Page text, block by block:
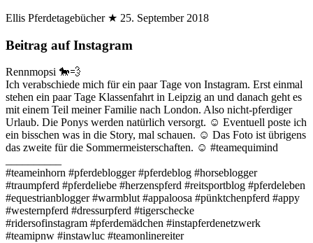
Ellis Pferdetagebücher ★ 25. September 2018
Beitrag auf Instagram
Rennmopsi 🐎💨
Ich verabschiede mich für ein paar Tage von Instagram. Erst einmal
stehen ein paar Tage Klassenfahrt in Leipzig an und danach geht es
mit einem Teil meiner Familie nach London. Also nicht-pferdiger
Urlaub. Die Ponys werden natürlich versorgt. ☺️ Eventuell poste ich
ein bisschen was in die Story, mal schauen. ☺️ Das Foto ist übrigens
das zweite für die Sommermeisterschaften. ☺️ #teamequimind
#teameinhorn #pferdeblogger #pferdeblog #horseblogger
#traumpferd #pferdeliebe #herzenspferd #reitsportblog #pferdeleben
#equestrianblogger #warmblut #appaloosa #pünktchenpferd #appy
#westernpferd #dressurpferd #tigerschecke
#ridersofinstagram #pferdemädchen #instapferdenetzwerk
#teamipnw #instawluc #teamonlinereiter